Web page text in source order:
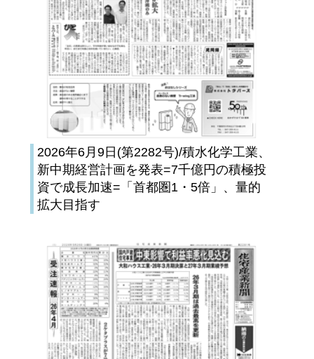
2026年6月9日(第2282号)/積水化学工業、
新中期経営計画を発表=7千億円の積極投
資で成長加速=「首都圏1・5倍」、量的
拡大目指す